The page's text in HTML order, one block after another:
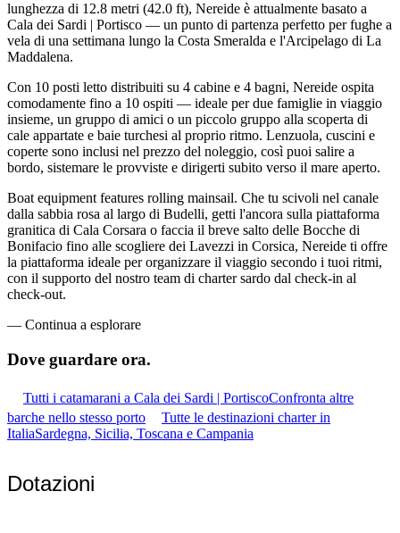
lunghezza di 12.8 metri (42.0 ft), Nereide è attualmente basato a
Cala dei Sardi | Portisco — un punto di partenza perfetto per fughe a
vela di una settimana lungo la Costa Smeralda e l'Arcipelago di La
Maddalena.
Con 10 posti letto distribuiti su 4 cabine e 4 bagni, Nereide ospita
comodamente fino a 10 ospiti — ideale per due famiglie in viaggio
insieme, un gruppo di amici o un piccolo gruppo alla scoperta di
cale appartate e baie turchesi al proprio ritmo. Lenzuola, cuscini e
coperte sono inclusi nel prezzo del noleggio, così puoi salire a
bordo, sistemare le provviste e dirigerti subito verso il mare aperto.
Boat equipment features rolling mainsail. Che tu scivoli nel canale
dalla sabbia rosa al largo di Budelli, getti l'ancora sulla piattaforma
granitica di Cala Corsara o faccia il breve salto delle Bocche di
Bonifacio fino alle scogliere dei Lavezzi in Corsica, Nereide ti offre
la piattaforma ideale per organizzare il viaggio secondo i tuoi ritmi,
con il supporto del nostro team di charter sardo dal check-in al
check-out.
— Continua a esplorare
Dove guardare ora.
Tutti i catamarani a Cala dei Sardi | PortiscoConfronta altre
barche nello stesso porto
Tutte le destinazioni charter in
ItaliaSardegna, Sicilia, Toscana e Campania
Dotazioni